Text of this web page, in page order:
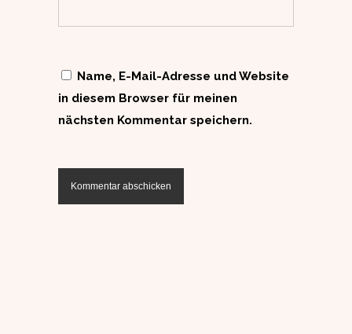
Name, E-Mail-Adresse und Website
in diesem Browser für meinen
nächsten Kommentar speichern.